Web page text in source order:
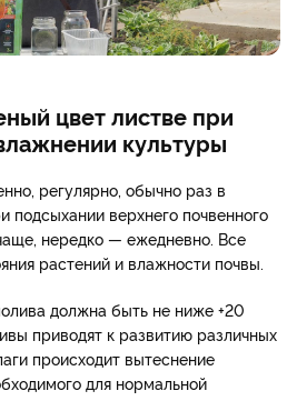
цвет листве при
культуры
регулярно, обычно раз в
подсыхании верхнего почвенного
нередко — ежедневно. Все
растений и влажности почвы.
должна быть не ниже +20
приводят к развитию различных
происходит вытеснение
для нормальной